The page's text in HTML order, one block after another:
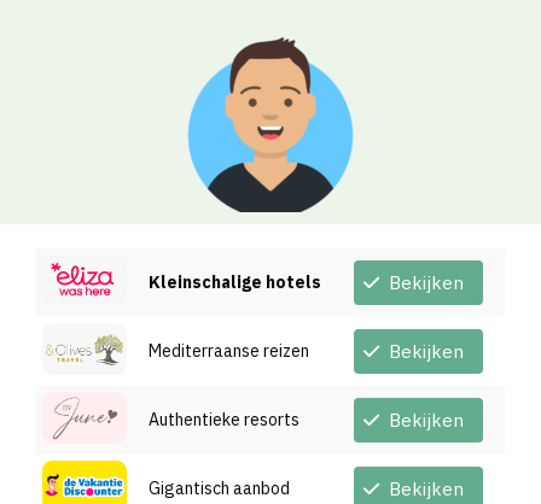
Kleinschalige hotels Bekijken
Mediterraanse reizen Bekijken
Authentieke resorts Bekijken
Gigantisch aanbod Bekijken